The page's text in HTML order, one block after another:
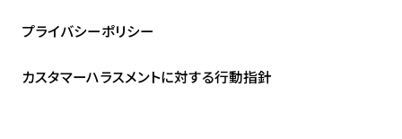
プライバシーポリシー
カスタマーハラスメントに対する行動指針